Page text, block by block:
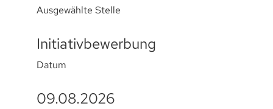
Ausgewählte Stelle
Initiativbewerbung
Datum
09.08.2026